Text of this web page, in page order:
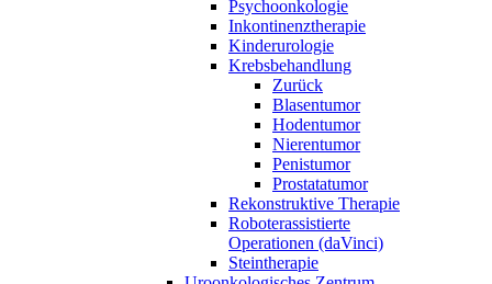
Psychoonkologie
Inkontinenztherapie
Kinderurologie
Krebsbehandlung
Zurück
Blasentumor
Hodentumor
Nierentumor
Penistumor
Prostatatumor
Rekonstruktive Therapie
Roboterassistierte
Operationen (daVinci)
Steintherapie